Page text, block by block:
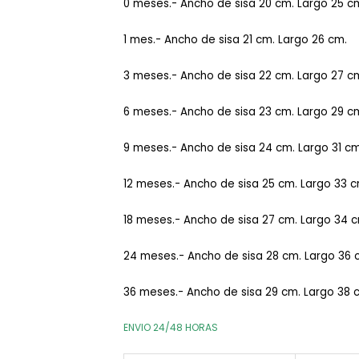
0 meses.- Ancho de sisa 20 cm. Largo 25
1 mes.- Ancho de sisa 21 cm. Largo 26 cm.
3 meses.- Ancho de sisa 22 cm. Largo 27
6 meses.- Ancho de sisa 23 cm. Largo 29
9 meses.- Ancho de sisa 24 cm. Largo 31
12 meses.- Ancho de sisa 25 cm. Largo 33
18 meses.- Ancho de sisa 27 cm. Largo 34
24 meses.- Ancho de sisa 28 cm. Largo 36
36 meses.- Ancho de sisa 29 cm. Largo 38
ENVIO 24/48 HORAS